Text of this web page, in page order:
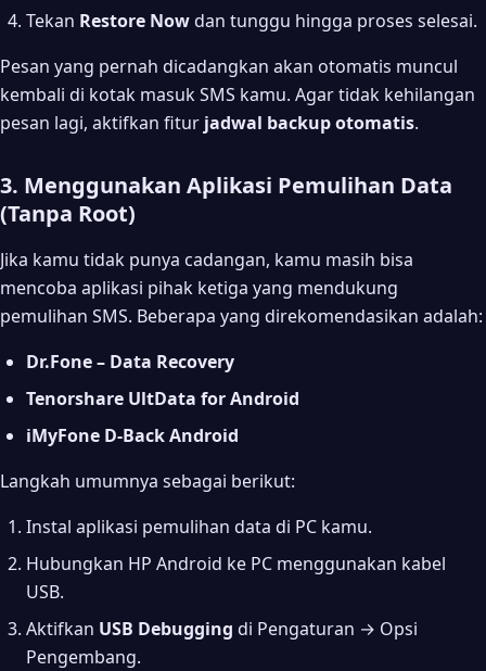
Tekan Restore Nowdan tunggu hingga proses selesai.
Pesan yang pernah dicadangkan akan otomatis muncul
kembali di kotak masuk SMS kamu. Agar tidak kehilangan
pesan lagi, aktifkan fitur jadwal backup otomatis.
3. Menggunakan Aplikasi Pemulihan Data
(Tanpa Root)
Jika kamu tidak punya cadangan, kamu masih bisa
mencoba aplikasi pihak ketiga yang mendukung
pemulihan SMS. Beberapa yang direkomendasikan adalah:
Dr.Fone – Data Recovery
Tenorshare UltData for Android
iMyFone D-Back Android
Langkah umumnya sebagai berikut:
Instal aplikasi pemulihan data di PC kamu.
Hubungkan HP Android ke PC menggunakan kabel
USB.
Aktifkan USB Debugging di Pengaturan → Opsi
Pengembang.